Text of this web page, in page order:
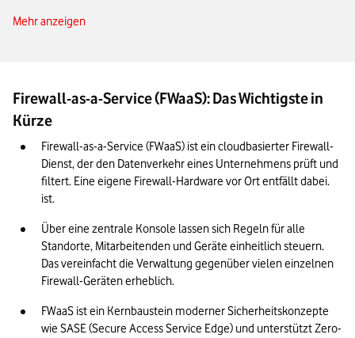
Wann lohnt sich FWaaS? Entscheidungshilfe und typische
Mehr anzeigen
Firewall-as-a-Service (FWaaS): Das Wichtigste in
Kürze
Firewall-as-a-Service (FWaaS) ist ein cloudbasierter Firewall-
Dienst, der den Datenverkehr eines Unternehmens prüft und
filtert. Eine eigene Firewall-Hardware vor Ort entfällt dabei.
ist.
Über eine zentrale Konsole lassen sich Regeln für alle
Standorte, Mitarbeitenden und Geräte einheitlich steuern.
Das vereinfacht die Verwaltung gegenüber vielen einzelnen
Firewall-Geräten erheblich.
FWaaS ist ein Kernbaustein moderner Sicherheitskonzepte
wie SASE (Secure Access Service Edge) und unterstützt Zero-